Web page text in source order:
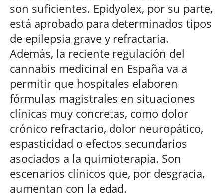
son suficientes. Epidyolex, por su parte,
está aprobado para determinados tipos
de epilepsia grave y refractaria.
Además, la reciente regulación del
cannabis medicinal en España va a
permitir que hospitales elaboren
fórmulas magistrales en situaciones
clínicas muy concretas, como dolor
crónico refractario, dolor neuropático,
espasticidad o efectos secundarios
asociados a la quimioterapia. Son
escenarios clínicos que, por desgracia,
aumentan con la edad.